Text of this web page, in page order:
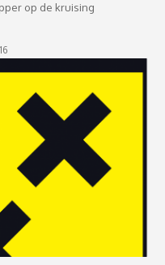
op de kruising